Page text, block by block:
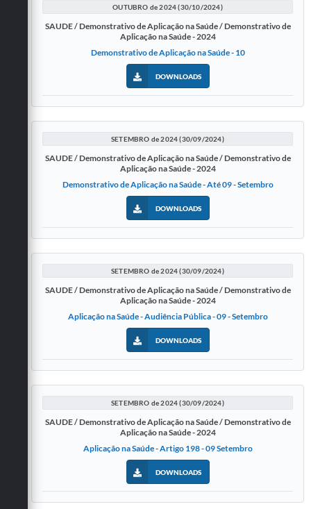
OUTUBRO de 2024 (30/10/2024)
SAUDE / Demonstrativo de Aplicação na Saúde / Demonstrativo de
Aplicação na Saúde - 2024
Demonstrativo de Aplicação na Saúde - 10
DOWNLOADS
SETEMBRO de 2024 (30/09/2024)
SAUDE / Demonstrativo de Aplicação na Saúde / Demonstrativo de
Aplicação na Saúde - 2024
Demonstrativo de Aplicação na Saúde - Até 09 - Setembro
DOWNLOADS
SETEMBRO de 2024 (30/09/2024)
SAUDE / Demonstrativo de Aplicação na Saúde / Demonstrativo de
Aplicação na Saúde - 2024
Aplicação na Saúde - Audiência Pública - 09 - Setembro
DOWNLOADS
SETEMBRO de 2024 (30/09/2024)
SAUDE / Demonstrativo de Aplicação na Saúde / Demonstrativo de
Aplicação na Saúde - 2024
Aplicação na Saúde - Artigo 198 - 09 Setembro
DOWNLOADS